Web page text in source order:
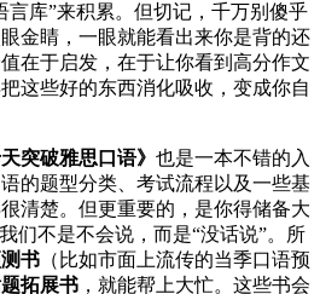
言库”来积累。但切记，千万别傻乎
金睛，一眼就能看出来你是背的还
在于启发，在于让你看到高分作文
这些好的东西消化吸收，变成你自
突破雅思口语》 也是一本不错的入
的题型分类、考试流程以及一些基
清楚。但更重要的，是你得储备大
们不是不会说，而是“没话说”。所
书 （比如市面上流传的当季口语预
拓展书 ，就能帮上大忙。这些书会